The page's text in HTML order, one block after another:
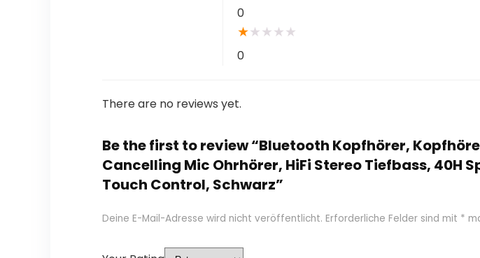
0
★★ ★ ★ ★
0
There are no reviews yet.
Be the first to review “Bluetooth Kopfhörer,
Cancelling Mic Ohrhörer, HiFi Stereo Tiefbass, 40H
Touch Control, Schwarz”
Deine E-Mail-Adresse wird nicht veröffentlicht. Erforderliche Felder sind mit *